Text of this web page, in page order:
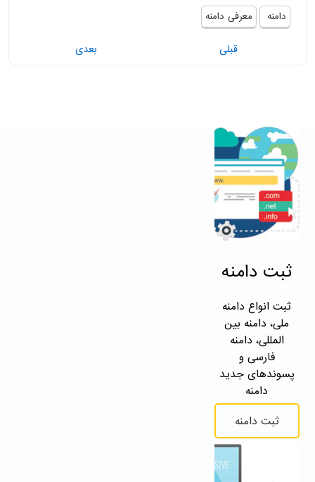
دامنه معرفی دامنه
قبلی بعدی
ثبت دامنه
ثبت انواع دامنه
ملی، دامنه بین
المللی، دامنه
فارسی و
پسوندهای جدید
دامنه
ثبت دامنه